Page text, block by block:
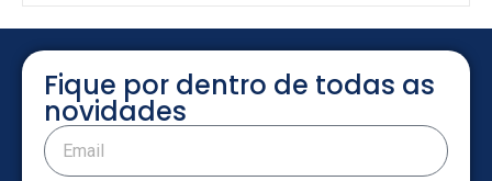
Fique por dentro de todas as
novidades